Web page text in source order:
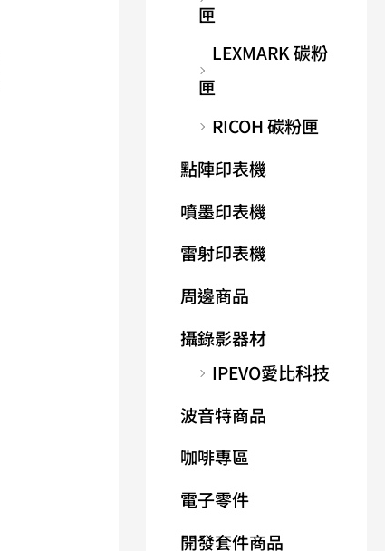
匣
LEXMARK 碳粉
匣
RICOH 碳粉匣
點陣印表機
噴墨印表機
雷射印表機
周邊商品
攝錄影器材
IPEVO愛比科技
波音特商品
咖啡專區
電子零件
開發套件商品